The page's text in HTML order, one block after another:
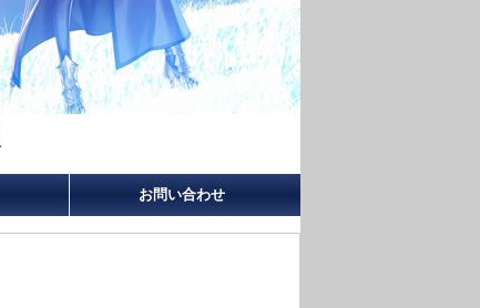
お問い合わせ